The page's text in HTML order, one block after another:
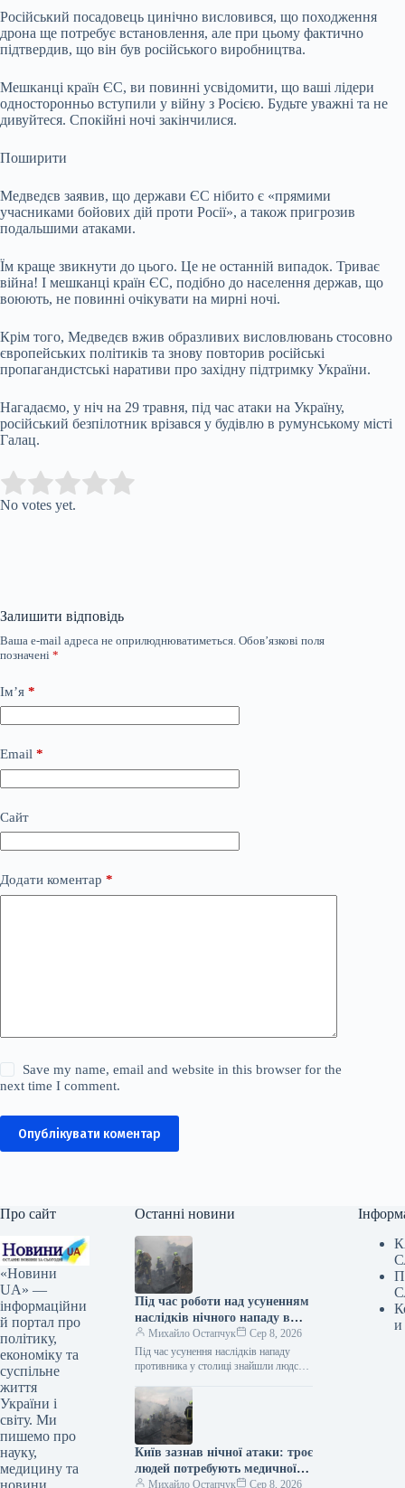
Російський посадовець цинічно висловився, що походження
дрона ще потребує встановлення, але при цьому фактично
підтвердив, що він був російського виробництва.
Мешканці країн ЄС, ви повинні усвідомити, що ваші лідери
односторонньо вступили у війну з Росією. Будьте уважні та не
дивуйтеся. Спокійні ночі закінчилися.
Поширити
Медведєв заявив, що держави ЄС нібито є «прямими
учасниками бойових дій проти Росії», а також пригрозив
подальшими атаками.
Їм краще звикнути до цього. Це не останній випадок. Триває
війна! І мешканці країн ЄС, подібно до населення держав, що
воюють, не повинні очікувати на мирні ночі.
Крім того, Медведєв вжив образливих висловлювань стосовно
європейських політиків та знову повторив російські
пропагандистські наративи про західну підтримку України.
Нагадаємо, у ніч на 29 травня, під час атаки на Україну,
російський безпілотник врізався у будівлю в румунському місті
Галац.
Rate this item:
No votes yet.
Залишити відповідь
Ваша e-mail адреса не оприлюднюватиметься. Обов’язкові поля
позначені *
Ім’я *
Email *
Сайт
Додати коментар *
Save my name, email and website in this browser for the
next time I comment.
Опублікувати коментар
Про сайт
«Новини
UA» —
інформаційни
й портал про
політику,
економіку та
суспільне
життя
України і
світу. Ми
пишемо про
науку,
медицину та
Останні новини
Під час роботи над усуненням
наслідків нічного нападу в
Києві знайдено людське тіло.
Михайло Остапчук
Сер 8, 2026
Під час усунення наслідків нападу
противника у столиці знайшли людське
у Телеграмі написала Київська…
Київ зазнав нічної атаки: троє
людей потребують медичної
допомоги
Михайло Остапчук Сер 8, 2026
и